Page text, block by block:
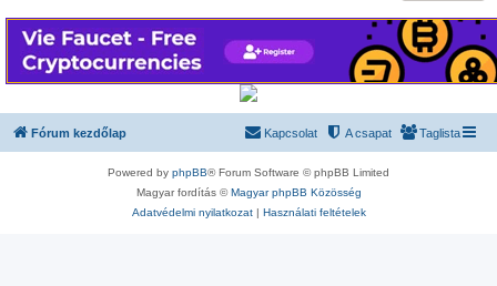
Fórum kezdőlap Taglista
A csapat
Kapcsolat
Powered by phpBB® Forum Software © phpBB Limited
Magyar fordítás ©Magyar phpBB Közösség
Adatvédelmi nyilatkozat| Használati feltételek